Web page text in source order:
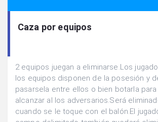
Caza por equipos
2 equipos juegan a eliminarse.Los
los equipos disponen de la posesión y
pasarsela entre ellos o bien botarla
alcanzar al los adversarios.Será
cuando se le toque con el balón.El